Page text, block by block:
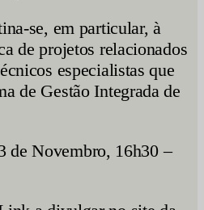
se, em particular, à
de projetos relacionados
especialistas que
de Gestão Integrada de
de Novembro, 16h30 –